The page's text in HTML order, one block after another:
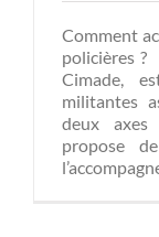
Comment
policières
Cimade,
militantes
deux axes
propose